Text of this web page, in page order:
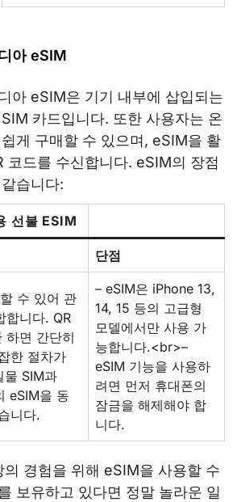
아 eSIM
아 eSIM은 기기 내부에 삽입되는
카드입니다. 또한 사용자는 온
게 구매할 수 있으며, eSIM을 활
코드를 수신합니다. eSIM의 장점
습니다:
선불 ESIM
단점
수 있어 관
합니다. QR
하면 간단히
한 절차가
SIM과
eSIM을 동
니다.
– eSIM은 iPhone 13,
14, 15 등의 고급형
모델에서만 사용 가
능합니다.<br>–
eSIM 기능을 사용하
려면 먼저 휴대폰의
잠금을 해제해야 합
니다.
의 경험을 위해 eSIM을 사용할 수
보유하고 있다면 정말 놀라운 일